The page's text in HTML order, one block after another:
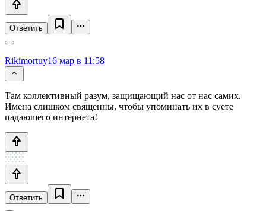
Ответить
Rikimortuy16 мар в 11:58
Там коллективный разум, защищающий нас от нас самих.
Имена слишком священны, чтобы упоминать их в суете
падающего интернета!
Ответить